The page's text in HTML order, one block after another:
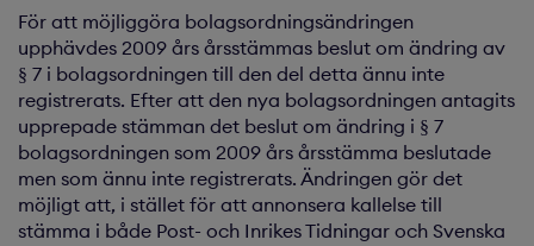
För att möjliggöra bolagsordningsändringen
upphävdes 2009 års årsstämmas beslut om ändring av
§ 7 i bolagsordningen till den del detta ännu inte
registrerats. Efter att den nya bolagsordningen antagits
upprepade stämman det beslut om ändring i § 7
bolagsordningen som 2009 års årsstämma beslutade
men som ännu inte registrerats. Ändringen gör det
möjligt att, i stället för att annonsera kallelse till
stämma i både Post- och Inrikes Tidningar och Svenska